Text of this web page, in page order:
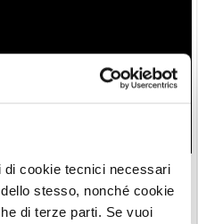
cookie tecnici necessari
stesso, nonché cookie
di terze parti. Se vuoi
dai massimi spinge il